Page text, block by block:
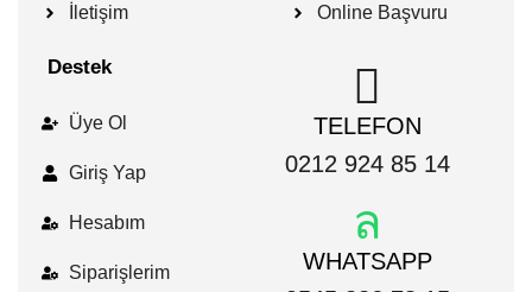
İletişim Online Başvuru
Destek
Üye Ol
Giriş Yap
Hesabım
Siparişlerim
TELEFON
0212 924 85 14
WHATSAPP